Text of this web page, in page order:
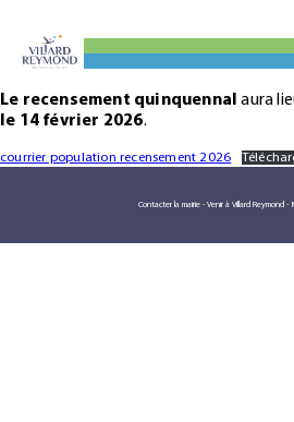
Le recensement quinquennal aura
le 14 février 2026.
courrier population recensement 2026
Contacter la mairie- Venir à Villard Reymond -